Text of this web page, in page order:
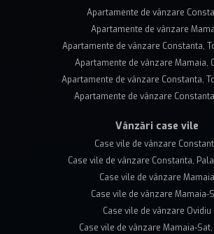
Apartamente de vânzare
Apartamente de vânzare
Apartamente de vânzare Constanta,
Apartamente de vânzare Mamaia,
Apartamente de vânzare Constanta,
Apartamente de vânzare Constanta,
Vânzări case vile
Case vile de vânzare
Case vile de vânzare Constanta,
Case vile de vânzare Mamaia
Case vile de vânzare Mamaia-
Case vile de vânzare Ovidiu
Case vile de vânzare Mamaia-Sat,